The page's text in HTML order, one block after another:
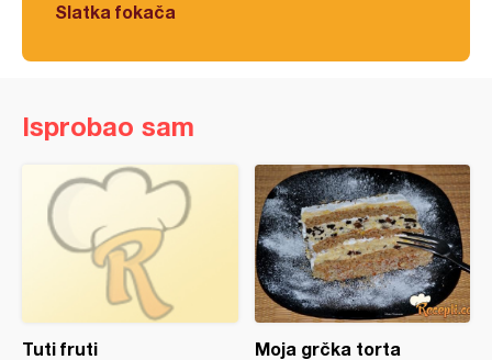
Slatka fokača
Isprobao sam
Tuti fruti Moja grčka torta